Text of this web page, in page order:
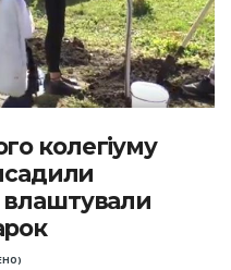
колeгіуму